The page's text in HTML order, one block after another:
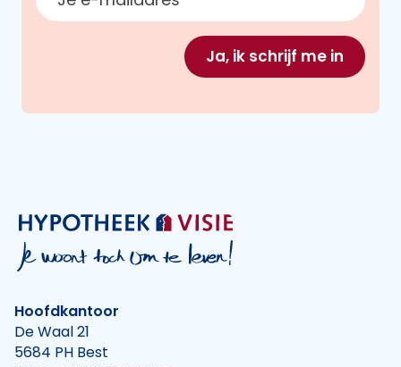
Ja, ik schrijf me in
Hoofdkantoor
De Waal 21
5684 PH Best